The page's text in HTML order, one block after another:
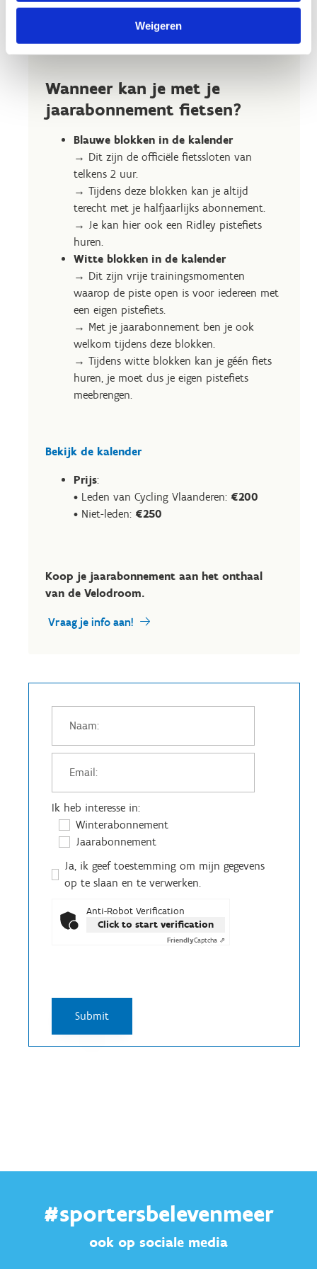
Weigeren
het hele jaar door wil trainen, ongeacht het
seizoen. Je hebt altijd toegang tot de unieke
houten piste.
Wanneer kan je met je
jaarabonnement fietsen?
Blauwe blokken in de kalender
→ Dit zijn de officiële fietssloten van
telkens 2 uur.
→ Tijdens deze blokken kan je altijd
terecht met je halfjaarlijks abonnement.
→ Je kan hier ook een Ridley pistefiets
huren.
Witte blokken in de kalender
→ Dit zijn vrije trainingsmomenten
waarop de piste open is voor iedereen met
een eigen pistefiets.
→ Met je jaarabonnement ben je ook
welkom tijdens deze blokken.
→ Tijdens witte blokken kan je géén fiets
huren, je moet dus je eigen pistefiets
meebrengen.
Bekijk de kalender
Prijs:
• Leden van Cycling Vlaanderen: €200
• Niet-leden: €250
Koop je jaarabonnement aan het onthaal
van de Velodroom.
Vraag je info aan!
Ik heb interesse in:
Winterabonnement
Jaarabonnement
Ja, ik geef toestemming om mijn gegevens
op te slaan en te verwerken.
Anti-Robot Verification
Click to start verification
FriendlyCaptcha ⇗
#sportersbelevenmeer
ook op sociale media